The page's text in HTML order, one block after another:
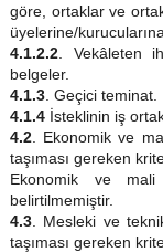
göre, ortaklar ve
üyelerine/
4.1.2.2. Vekâleten
belgeler.
4.1.3. Geçici teminat.
4.1.4 İsteklinin iş
4.2. Ekonomik ve
taşıması gereken
Ekonomik ve
belirtilmemiştir.
4.3. Mesleki ve
taşıması gereken